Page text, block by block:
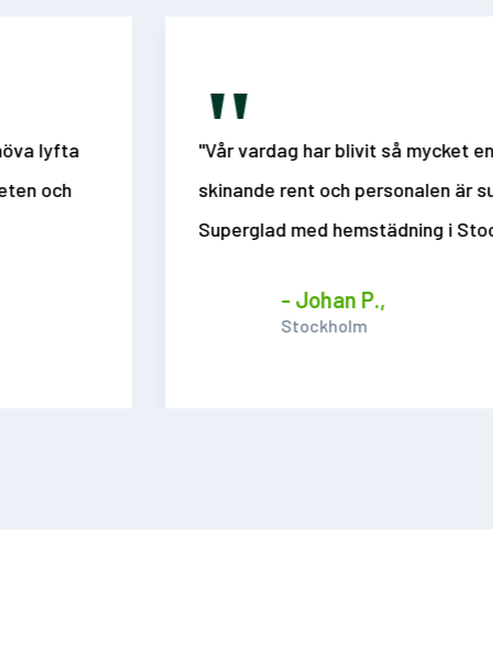
"
"Vår vardag har blivit så mycket enklare. Alltid
skinande rent och personalen är supertrevlig!
Superglad med hemstädning i Stockholm"